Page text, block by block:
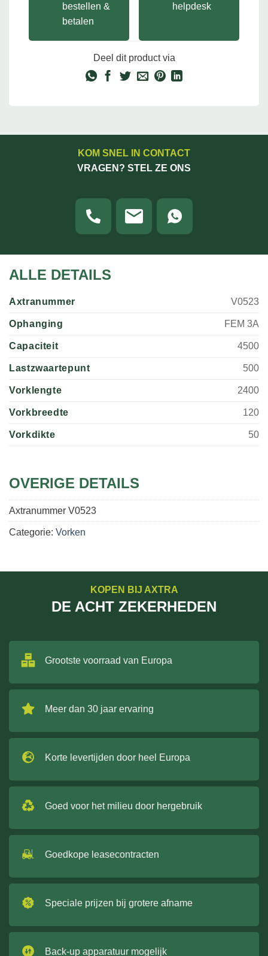
bestellen &
betalen
helpdesk
Deel dit product via
KOM SNEL IN CONTACT
VRAGEN? STEL ZE ONS
ALLE DETAILS
Axtranummer V0523
Ophanging FEM 3A
Capaciteit 4500
Lastzwaartepunt 500
Vorklengte 2400
Vorkbreedte 120
Vorkdikte 50
OVERIGE DETAILS
Axtranummer V0523
Categorie: Vorken
KOPEN BIJ AXTRA
DE ACHT ZEKERHEDEN
Grootste voorraad van Europa
Meer dan 30 jaar ervaring
Korte levertijden door heel Europa
Goed voor het milieu door hergebruik
Goedkope leasecontracten
Speciale prijzen bij grotere afname
Back-up apparatuur mogelijk